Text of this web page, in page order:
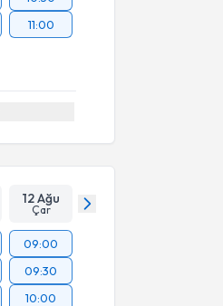
11:00
12 Ağu
Çar
09:00
09:30
10:00